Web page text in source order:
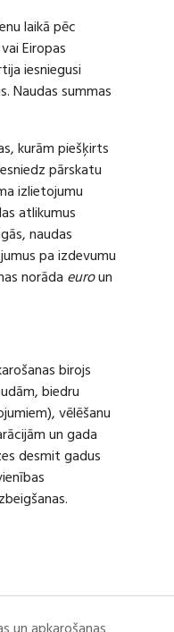
laikā pēc
Eiropas
iesniegusi
Naudas summas
kurām piešķirts
pārskatu
izlietojumu
atlikumus
naudas
pa izdevumu
norāda euroun
birojs
biedru
vēlēšanu
un gada
desmit gadus